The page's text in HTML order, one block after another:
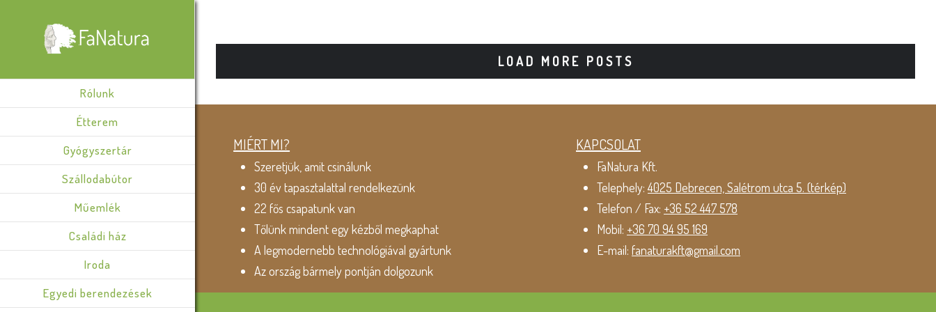
Rólunk
Étterem
Gyógyszertár
Szállodabútor
Műemlék
Családi ház
Iroda
Egyedi berendezések
LOAD MORE POSTS
MIÉRT MI?
Szeretjük, amit csinálunk
30 év tapasztalattal rendelkezünk
22 fős csapatunk van
Tőlünk mindent egy kézből megkaphat
A legmodernebb technológiával gyártunk
Az ország bármely pontján dolgozunk
KAPCSOLAT
FaNatura Kft.
Telephely:4025 Debrecen, Salétrom utca 5. (térkép)
Telefon / Fax: +36 52 447 578
Mobil: +36 70 94 95 169
E-mail: fanaturakft@gmail.com